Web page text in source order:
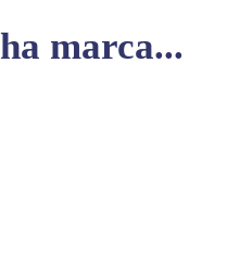
marca...